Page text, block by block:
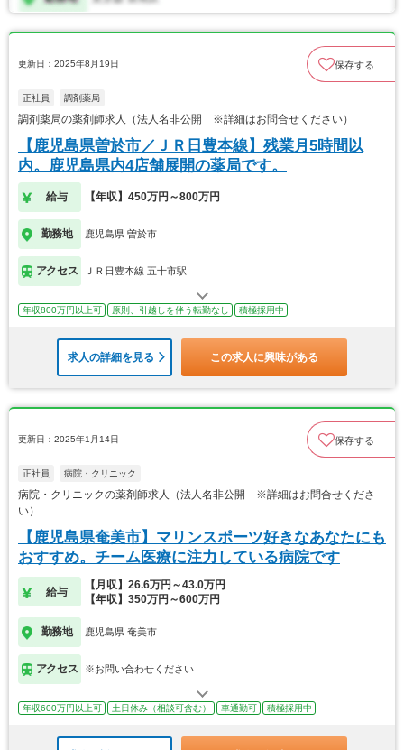
更新日：2025年8月19日 保存する
正社員 調剤薬局
調剤薬局の薬剤師求人（法人名非公開 ※詳細はお問合せください）
【鹿児島県曽於市／ＪＲ日豊本線】残業月5時間以
内。鹿児島県内4店舗展開の薬局です。
給与 【年収】450万円～800万円
勤務地 鹿児島県 曽於市
アクセス ＪＲ日豊本線 五十市駅
年収800万円以上可 原則、引越しを伴う転勤なし 積極採用中
求人の詳細を見る この求人に興味がある
更新日：2025年1月14日 保存する
正社員 病院・クリニック
病院・クリニックの薬剤師求人（法人名非公開 ※詳細はお問合せくださ
い）
【鹿児島県奄美市】マリンスポーツ好きなあなたにも
おすすめ。チーム医療に注力している病院です
給与
【月収】26.6万円～43.0万円
【年収】350万円～600万円
勤務地 鹿児島県 奄美市
アクセス ※お問い合わせください
年収600万円以上可 土日休み（相談可含む） 車通勤可 積極採用中